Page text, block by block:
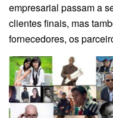
empresarial passam a
clientes finais, mas
fornecedores, os